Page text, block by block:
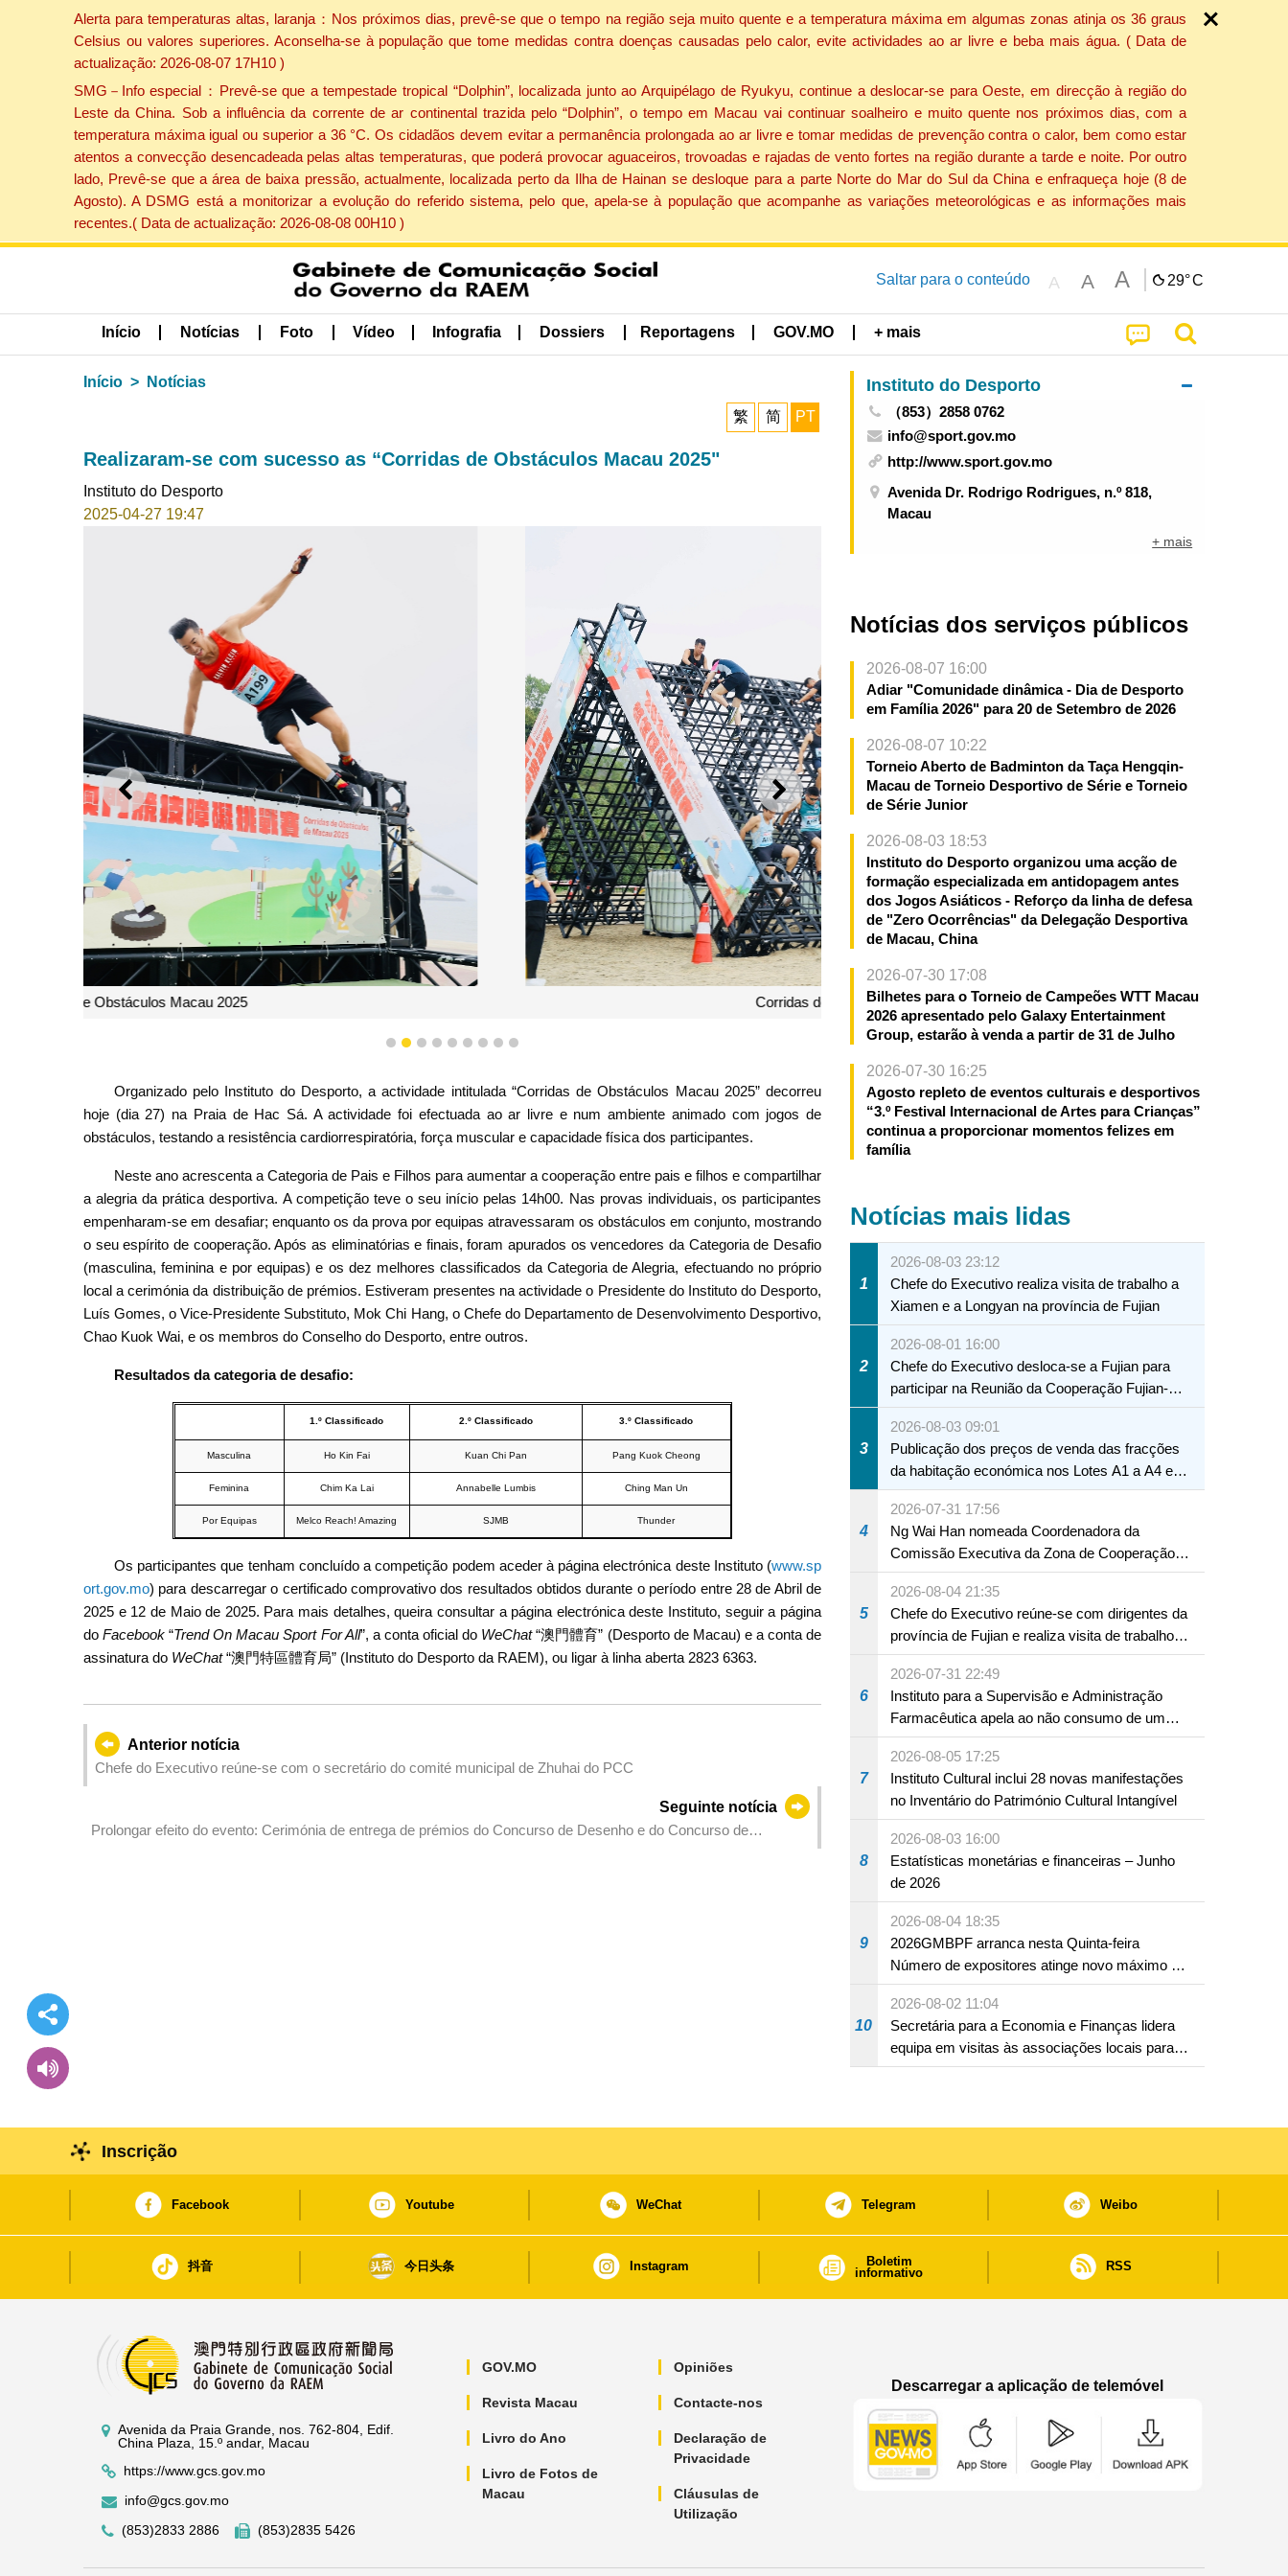
Alerta para temperaturas altas, laranja：Nos próximos dias, prevê-se que o tempo na região seja muito quente e a temperatura máxima em algumas zonas atinja os 36 graus
Celsius ou valores superiores. Aconselha-se à população que tome medidas contra doenças causadas pelo calor, evite actividades ao ar livre e beba mais água. ( Data de
actualização: 2026-08-07 17H10 )
SMG－Info especial：Prevê-se que a tempestade tropical “Dolphin”, localizada junto ao Arquipélago de Ryukyu, continue a deslocar-se para Oeste, em direcção à região do
Leste da China. Sob a influência da corrente de ar continental trazida pelo “Dolphin”, o tempo em Macau vai continuar soalheiro e muito quente nos próximos dias, com a
temperatura máxima igual ou superior a 36 °C. Os cidadãos devem evitar a permanência prolongada ao ar livre e tomar medidas de prevenção contra o calor, bem como estar
atentos a convecção desencadeada pelas altas temperaturas, que poderá provocar aguaceiros, trovoadas e rajadas de vento fortes na região durante a tarde e noite. Por outro
lado, Prevê-se que a área de baixa pressão, actualmente, localizada perto da Ilha de Hainan se desloque para a parte Norte do Mar do Sul da China e enfraqueça hoje (8 de
Agosto). A DSMG está a monitorizar a evolução do referido sistema, pelo que, apela-se à população que acompanhe as variações meteorológicas e as informações mais
recentes.( Data de actualização: 2026-08-08 00H10 )
Saltar para o conteúdo A A A 29°C
Início Notícias Foto Vídeo Infografia Dossiers Reportagens GOV.MO + mais
Início Notícias
繁 简 PT
Realizaram-se com sucesso as “Corridas de Obstáculos Macau 2025"
Instituto do Desporto
2025-04-27 19:47
ANTERIOR SEGUINTE
1 2 3 4 5 6 7 8 9
Organizado pelo Instituto do Desporto, a actividade intitulada “Corridas de Obstáculos Macau 2025” decorreu
hoje (dia 27) na Praia de Hac Sá. A actividade foi efectuada ao ar livre e num ambiente animado com jogos de
obstáculos, testando a resistência cardiorrespiratória, força muscular e capacidade física dos participantes.
Neste ano acrescenta a Categoria de Pais e Filhos para aumentar a cooperação entre pais e filhos e compartilhar
a alegria da prática desportiva. A competição teve o seu início pelas 14h00. Nas provas individuais, os participantes
empenharam-se em desafiar; enquanto os da prova por equipas atravessaram os obstáculos em conjunto, mostrando
o seu espírito de cooperação. Após as eliminatórias e finais, foram apurados os vencedores da Categoria de Desafio
(masculina, feminina e por equipas) e os dez melhores classificados da Categoria de Alegria, efectuando no próprio
local a cerimónia da distribuição de prémios. Estiveram presentes na actividade o Presidente do Instituto do Desporto,
Luís Gomes, o Vice-Presidente Substituto, Mok Chi Hang, o Chefe do Departamento de Desenvolvimento Desportivo,
Chao Kuok Wai, e os membros do Conselho do Desporto, entre outros.
Resultados da categoria de desafio:
1.º Classificado 2.º Classificado 3.º Classificado
Masculina Ho Kin Fai Kuan Chi Pan Pang Kuok Cheong
Feminina Chim Ka Lai Annabelle Lumbis Ching Man Un
Por Equipas Melco Reach! Amazing SJMB Thunder
Os participantes que tenham concluído a competição podem aceder à página electrónica deste Instituto (www.sp
ort.gov.mo) para descarregar o certificado comprovativo dos resultados obtidos durante o período entre 28 de Abril de
2025 e 12 de Maio de 2025. Para mais detalhes, queira consultar a página electrónica deste Instituto, seguir a página
doFacebook “Trend On Macau Sport For All”, a conta oficial do WeChat“澳門體育” (Desporto de Macau) e a conta de
assinatura do WeChat“澳門特區體育局” (Instituto do Desporto da RAEM), ou ligar à linha aberta 2823 6363.
Anterior notícia
Chefe do Executivo reúne-se com o secretário do comité municipal de Zhuhai do PCC
Seguinte notícia
Prolongar efeito do evento: Cerimónia de entrega de prémios do Concurso de Desenho e do Concurso de
Instituto do Desporto
（853）2858 0762
info@sport.gov.mo
http://www.sport.gov.mo
Avenida Dr. Rodrigo Rodrigues, n.º 818,
Macau
+ mais
Notícias dos serviços públicos
2026-08-07 16:00
Adiar "Comunidade dinâmica - Dia de Desporto
em Família 2026" para 20 de Setembro de 2026
2026-08-07 10:22
Torneio Aberto de Badminton da Taça Hengqin-
Macau de Torneio Desportivo de Série e Torneio
de Série Junior
2026-08-03 18:53
Instituto do Desporto organizou uma acção de
formação especializada em antidopagem antes
dos Jogos Asiáticos - Reforço da linha de defesa
de "Zero Ocorrências" da Delegação Desportiva
de Macau, China
2026-07-30 17:08
Bilhetes para o Torneio de Campeões WTT Macau
2026 apresentado pelo Galaxy Entertainment
Group, estarão à venda a partir de 31 de Julho
2026-07-30 16:25
Agosto repleto de eventos culturais e desportivos
“3.º Festival Internacional de Artes para Crianças”
continua a proporcionar momentos felizes em
família
Notícias mais lidas
1
2026-08-03 23:12
Chefe do Executivo realiza visita de trabalho a
Xiamen e a Longyan na província de Fujian
2
2026-08-01 16:00
Chefe do Executivo desloca-se a Fujian para
participar na Reunião da Cooperação Fujian-
Macau
3
2026-08-03 09:01
Publicação dos preços de venda das fracções
da habitação económica nos Lotes A1 a A4 e
A12 da Zona A dos Novos Aterros
4
2026-07-31 17:56
Ng Wai Han nomeada Coordenadora da
Comissão Executiva da Zona de Cooperação
Aprofundada entre Guangdong e Macau em
Hengqin
5
2026-08-04 21:35
Chefe do Executivo reúne-se com dirigentes da
província de Fujian e realiza visita de trabalho
em Fuzhou
6
2026-07-31 22:49
Instituto para a Supervisão e Administração
Farmacêutica apela ao não consumo de um
produto com substâncias medicamentosas
ocidentais
7
2026-08-05 17:25
Instituto Cultural inclui 28 novas manifestações
no Inventário do Património Cultural Intangível
8
2026-08-03 16:00
Estatísticas monetárias e financeiras – Junho
de 2026
9
2026-08-04 18:35
2026GMBPF arranca nesta Quinta-feira
Número de expositores atinge novo máximo em
18 anos
10
2026-08-02 11:04
Secretária para a Economia e Finanças lidera
equipa em visitas às associações locais para
consolidar consensos e promover os trabalhos
Inscrição
Facebook Youtube WeChat Telegram Weibo
抖音 今日头条 Instagram
Boletim
informativo
RSS
Avenida da Praia Grande, nos. 762-804, Edif.
China Plaza, 15.º andar, Macau
https://www.gcs.gov.mo
info@gcs.gov.mo
(853)2833 2886
(853)2835 5426
GOV.MO
Revista Macau
Livro do Ano
Livro de Fotos de
Macau
Opiniões
Contacte-nos
Declaração de
Privacidade
Cláusulas de
Utilização
Descarregar a aplicação de telemóvel